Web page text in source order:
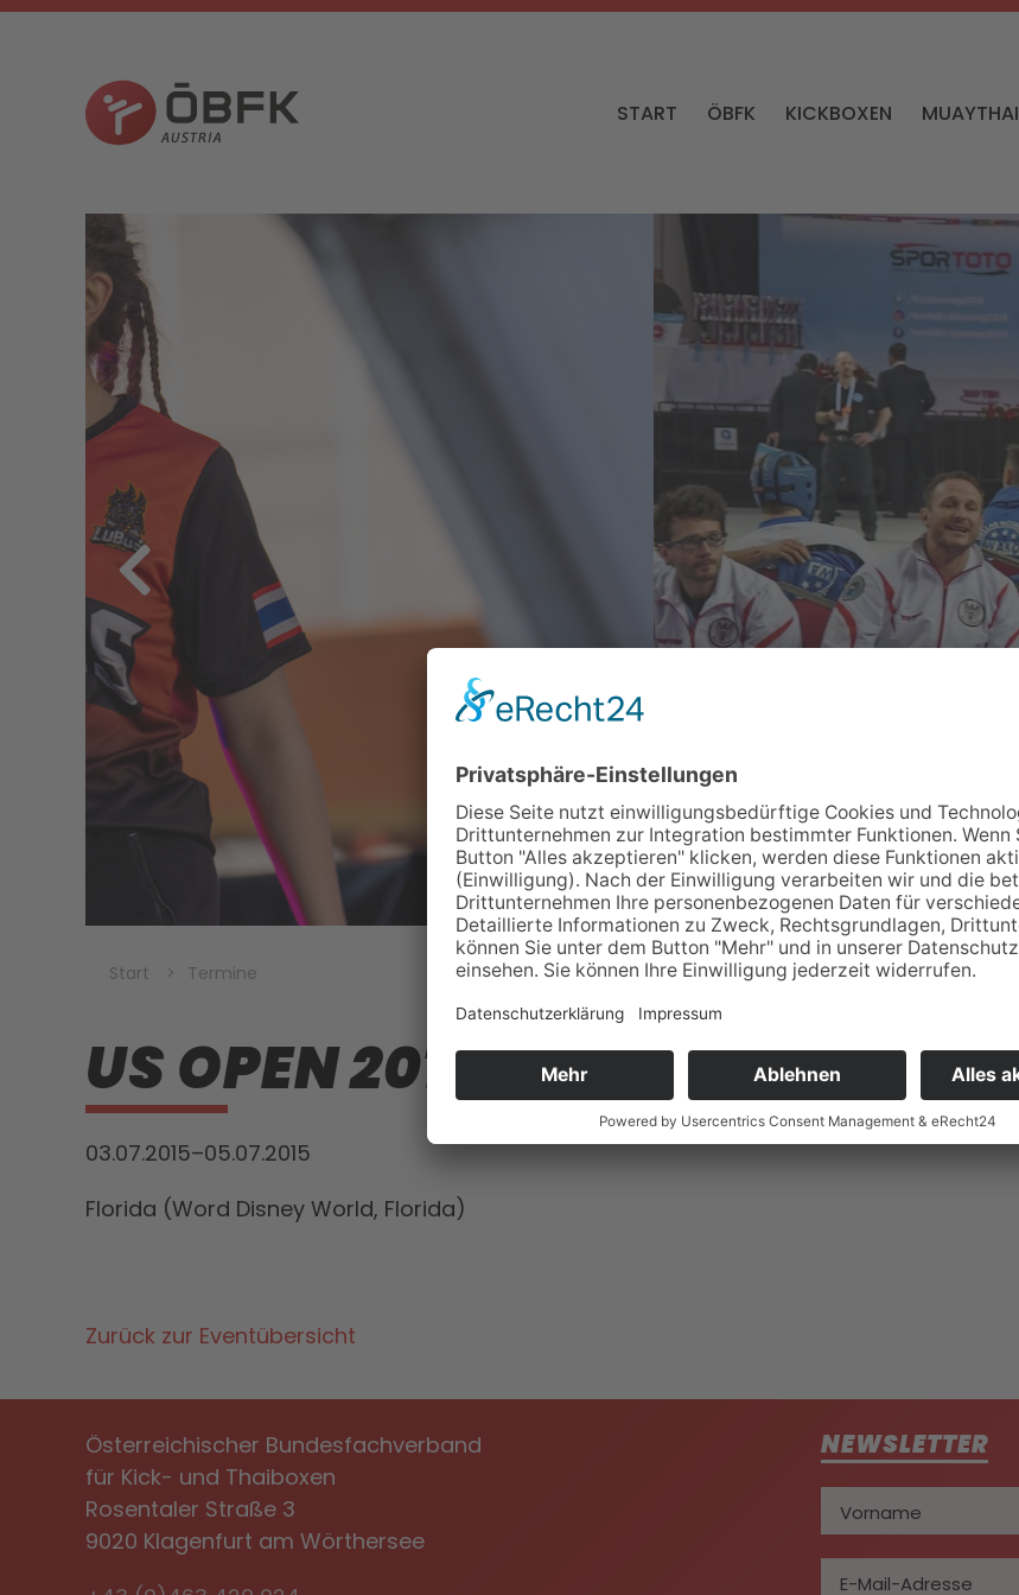
START ÖBFK KICKBOXEN MUAYTHAI
Start Termine
US OPEN 2015
03.07.2015–05.07.2015
Florida (Word Disney World, Florida)
Zurück zur Eventübersicht
Österreichischer Bundesfachverband
für Kick- und Thaiboxen
Rosentaler Straße 3
9020 Klagenfurt am Wörthersee
NEWSLETTER